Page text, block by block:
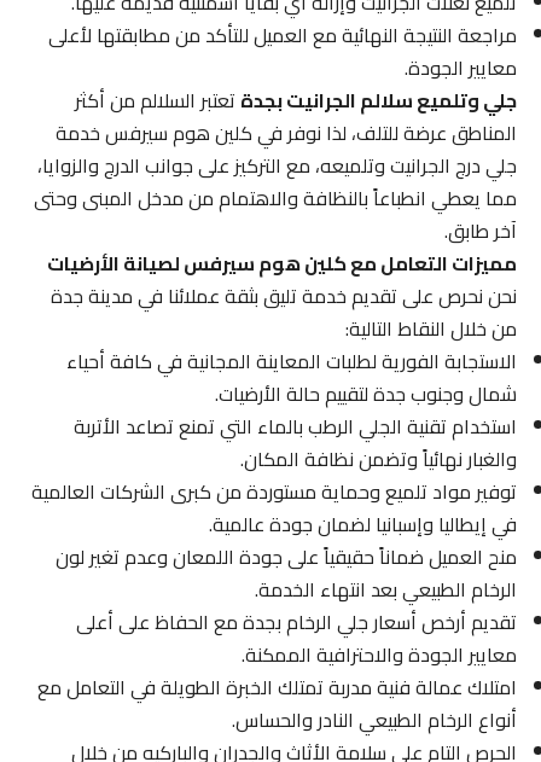
مراجعة النتيجة النهائية مع العميل للتأكد من مطابقتها لأعلى
معايير الجودة.
جلي وتلميع سلالم الجرانيت بجدةتعتبر السلالم من أكثر
المناطق عرضة للتلف، لذا نوفر في كلين هوم سيرفس خدمة
جلي درج الجرانيت وتلميعه، مع التركيز على جوانب الدرج والزوايا،
مما يعطي انطباعاً بالنظافة والاهتمام من مدخل المبنى وحتى
آخر طابق.
مميزات التعامل مع كلين هوم سيرفس لصيانة الأرضيات
نحن نحرص على تقديم خدمة تليق بثقة عملائنا في مدينة جدة
من خلال النقاط التالية:
الاستجابة الفورية لطلبات المعاينة المجانية في كافة أحياء
شمال وجنوب جدة لتقييم حالة الأرضيات.
استخدام تقنية الجلي الرطب بالماء التي تمنع تصاعد الأتربة
والغبار نهائياً وتضمن نظافة المكان.
توفير مواد تلميع وحماية مستوردة من كبرى الشركات العالمية
في إيطاليا وإسبانيا لضمان جودة عالمية.
منح العميل ضماناً حقيقياً على جودة اللمعان وعدم تغير لون
الرخام الطبيعي بعد انتهاء الخدمة.
تقديم أرخص أسعار جلي الرخام بجدة مع الحفاظ على أعلى
معايير الجودة والاحترافية الممكنة.
امتلاك عمالة فنية مدربة تمتلك الخبرة الطويلة في التعامل مع
أنواع الرخام الطبيعي النادر والحساس.
الحرص التام على سلامة الأثاث والجدران والباركيه من خلال